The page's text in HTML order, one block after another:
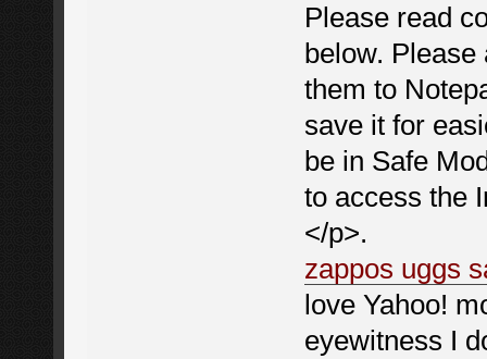
Please read
below.
them to
save it for
be in Safe
to access the
</p>.
zappos uggs
love Yahoo!
eyewitness I